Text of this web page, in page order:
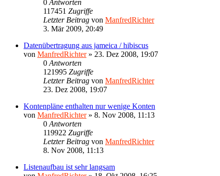
0 Antworten
117451 Zugriffe
Letzter Beitrag von ManfredRichter
3. Mär 2009, 20:49
Datenübertragung aus jameica / hibiscus
von ManfredRichter» 23. Dez 2008, 19:07
0 Antworten
121995 Zugriffe
Letzter Beitrag von ManfredRichter
23. Dez 2008, 19:07
Kontenpläne enthalten nur wenige Konten
von ManfredRichter» 8. Nov 2008, 11:13
0 Antworten
119922 Zugriffe
Letzter Beitrag von ManfredRichter
8. Nov 2008, 11:13
Listenaufbau ist sehr langsam